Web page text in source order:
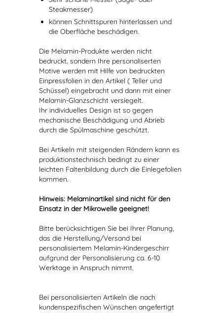
Steakmesser)
können Schnittspuren hinterlassen und
die Oberfläche beschädigen.
Die Melamin-Produkte werden nicht
bedruckt, sondern Ihre personaliserten
Motive werden mit Hilfe von bedruckten
Einpressfolien in den Artikel ( Teller und
Schüssel) eingebracht und dann mit einer
Melamin-Glanzschicht versiegelt.
Ihr individuelles Design ist so gegen
mechanische Beschädigung und Abrieb
durch die Spülmaschine geschützt.
Bei Artikeln mit steigenden Rändern kann es
produktionstechnisch bedingt zu einer
leichten Faltenbildung durch die Einlegefolien
kommen.
Hinweis: Melaminartikel sind nicht für den
Einsatz in der Mikrowelle geeignet!
Bitte berücksichtigen Sie bei Ihrer Planung,
das die Herstellung/Versand bei
personalisiertem Melamin-Kindergeschirr
aufgrund der Personalisierung ca. 6-10
Werktage in Anspruch nimmt.
Bei personalisierten Artikeln die nach
kundenspezifischen Wünschen angefertigt